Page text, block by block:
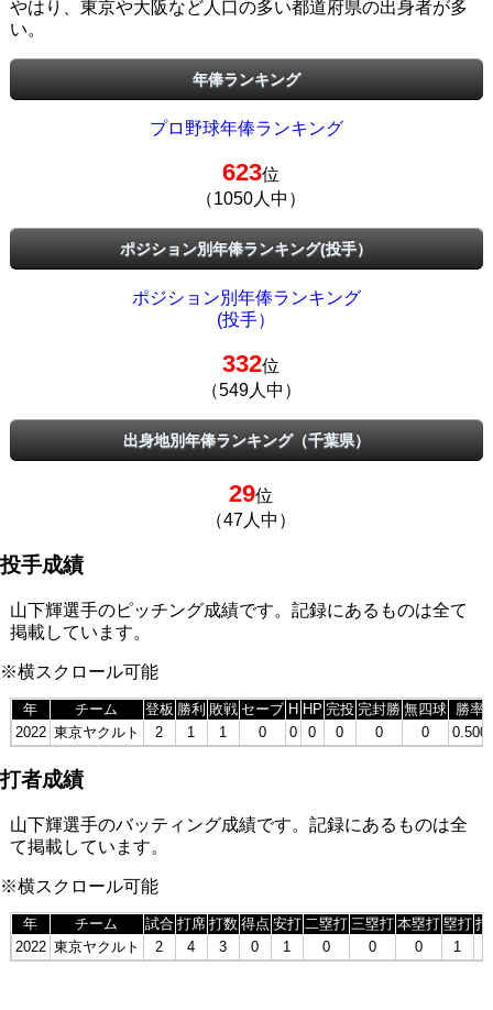
やはり、東京や大阪など人口の多い都道府県の出身者が多
い。
年俸ランキング
プロ野球年俸ランキング
623位
（1050人中）
ポジション別年俸ランキング(投手）
ポジション別年俸ランキング
(投手）
332位
（549人中）
出身地別年俸ランキング（千葉県）
29位
（47人中）
投手成績
山下輝選手のピッチング成績です。記録にあるものは全て
掲載しています。
※横スクロール可能
年 チーム 登板 勝利 敗戦 セーブ H HP 完投 完封勝 無四球 勝率
2022 東京ヤクルト 2 1 1 0 0 0 0 0 0 0.500
打者成績
山下輝選手のバッティング成績です。記録にあるものは全
て掲載しています。
※横スクロール可能
年 チーム 試合 打席 打数 得点 安打 二塁打 三塁打 本塁打 塁打 打
2022 東京ヤクルト 2 4 3 0 1 0 0 0 1